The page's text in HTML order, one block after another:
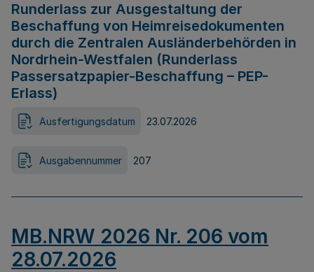
Runderlass zur Ausgestaltung der
Beschaffung von Heimreisedokumenten
durch die Zentralen Ausländerbehörden in
Nordrhein-Westfalen (Runderlass
Passersatzpapier-Beschaffung – PEP-
Erlass)
Ausfertigungsdatum 23.07.2026
Ausgabennummer 207
MB.NRW 2026 Nr. 206 vom
28.07.2026